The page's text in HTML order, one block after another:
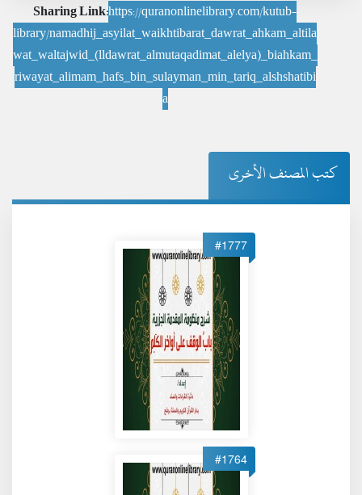
Sharing Link:https://quranonlinelibrary.com/kutub-
library/namadhij_asyilat_waikhtibarat_dawrat_ahkam_altila
wat_waltajwid_(lldawrat_almutaqadimat_alelya)_biahkam_
riwayat_alimam_hafs_bin_sulayman_min_tariq_alshshatibi
a
كتب المصنف الأخرى
#1777
#1764